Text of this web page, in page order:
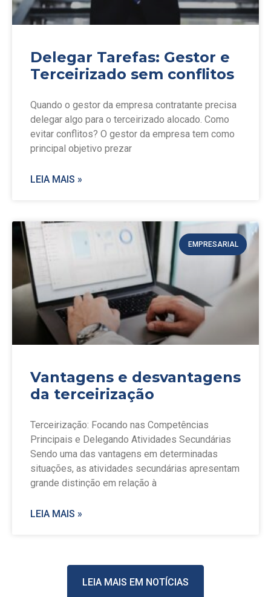
Delegar Tarefas: Gestor e
Terceirizado sem conflitos
Quando o gestor da empresa contratante precisa
delegar algo para o terceirizado alocado. Como
evitar conflitos? O gestor da empresa tem como
principal objetivo prezar
LEIA MAIS »
EMPRESARIAL
Vantagens e desvantagens
da terceirização
Terceirização: Focando nas Competências
Principais e Delegando Atividades Secundárias
Sendo uma das vantagens em determinadas
situações, as atividades secundárias apresentam
grande distinção em relação à
LEIA MAIS »
LEIA MAIS EM NOTÍCIAS